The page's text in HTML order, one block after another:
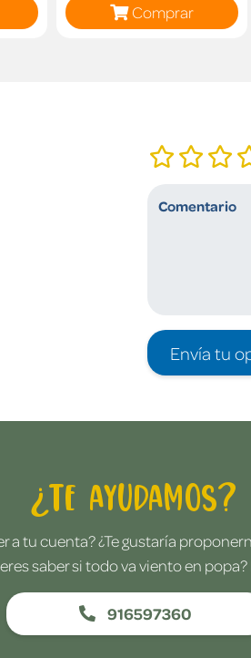
Comprar
Envía tu
¿Te ayudamos?
a tu cuenta? ¿Te gustaría
saber si todo va viento en
916597360